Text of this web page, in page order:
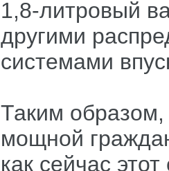
1,8-литровый
другими
системами
Таким
мощной
как сейчас